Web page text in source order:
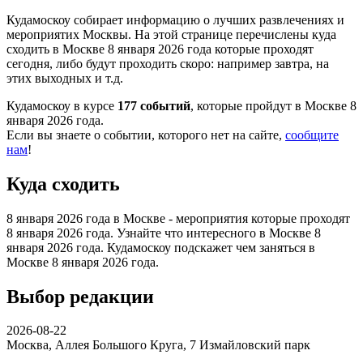
Кудамоскоу собирает информацию о лучших развлечениях и
мероприятих Москвы. На этой странице перечислены куда
сходить в Москве 8 января 2026 года которые проходят
сегодня, либо будут проходить скоро: например завтра, на
этих выходных и т.д.
Кудамоскоу в курсе 177 событий, которые пройдут в Москве 8
января 2026 года.
Если вы знаете о событии, которого нет на сайте, сообщите
нам!
Куда сходить
8 января 2026 года в Москве - мероприятия которые проходят
8 января 2026 года. Узнайте что интересного в Москве 8
января 2026 года. Кудамоскоу подскажет чем заняться в
Москве 8 января 2026 года.
Выбор редакции
2026-08-22
Москва, Аллея Большого Круга, 7 Измайловский парк